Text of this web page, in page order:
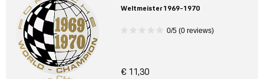
Weltmeister 1969-1970
0/5 (0 reviews)
€ 11,30